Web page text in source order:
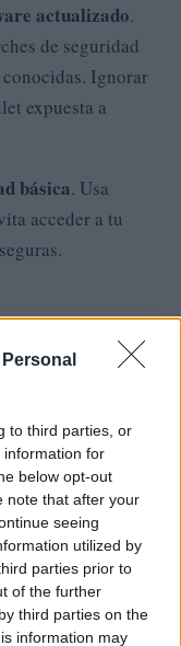
to third parties, or
information for
below opt-out
note that after your
seeing
utilized by
parties prior to
of the further
third parties on the
information may
actualizado.
de seguridad
Ignorar
expuesta a
básica. Usa
acceder a tu